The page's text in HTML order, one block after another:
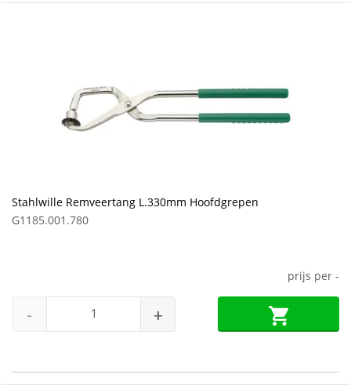
Stahlwille Remveertang L.330mm Hoofdgrepen
G1185.001.780
prijs per -
- +